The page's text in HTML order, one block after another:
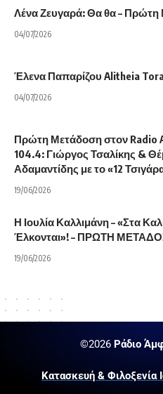
Λένα Ζευγαρά: Θα θα –
04/07/2026
Έλενα Παπαρίζου Alitheia
04/07/2026
Πρώτη Μετάδοση στον Radio
104.4: Γιώργος Τσαλίκης &
Αδαμαντίδης με το «12
19/06/2026
Η Ιουλία Καλλιμάνη – «Στα
Έλκονται»! – ΠΡΩΤΗ
19/06/2026
©2026Ράδιο
Κατασκευή & Φιλοξενία